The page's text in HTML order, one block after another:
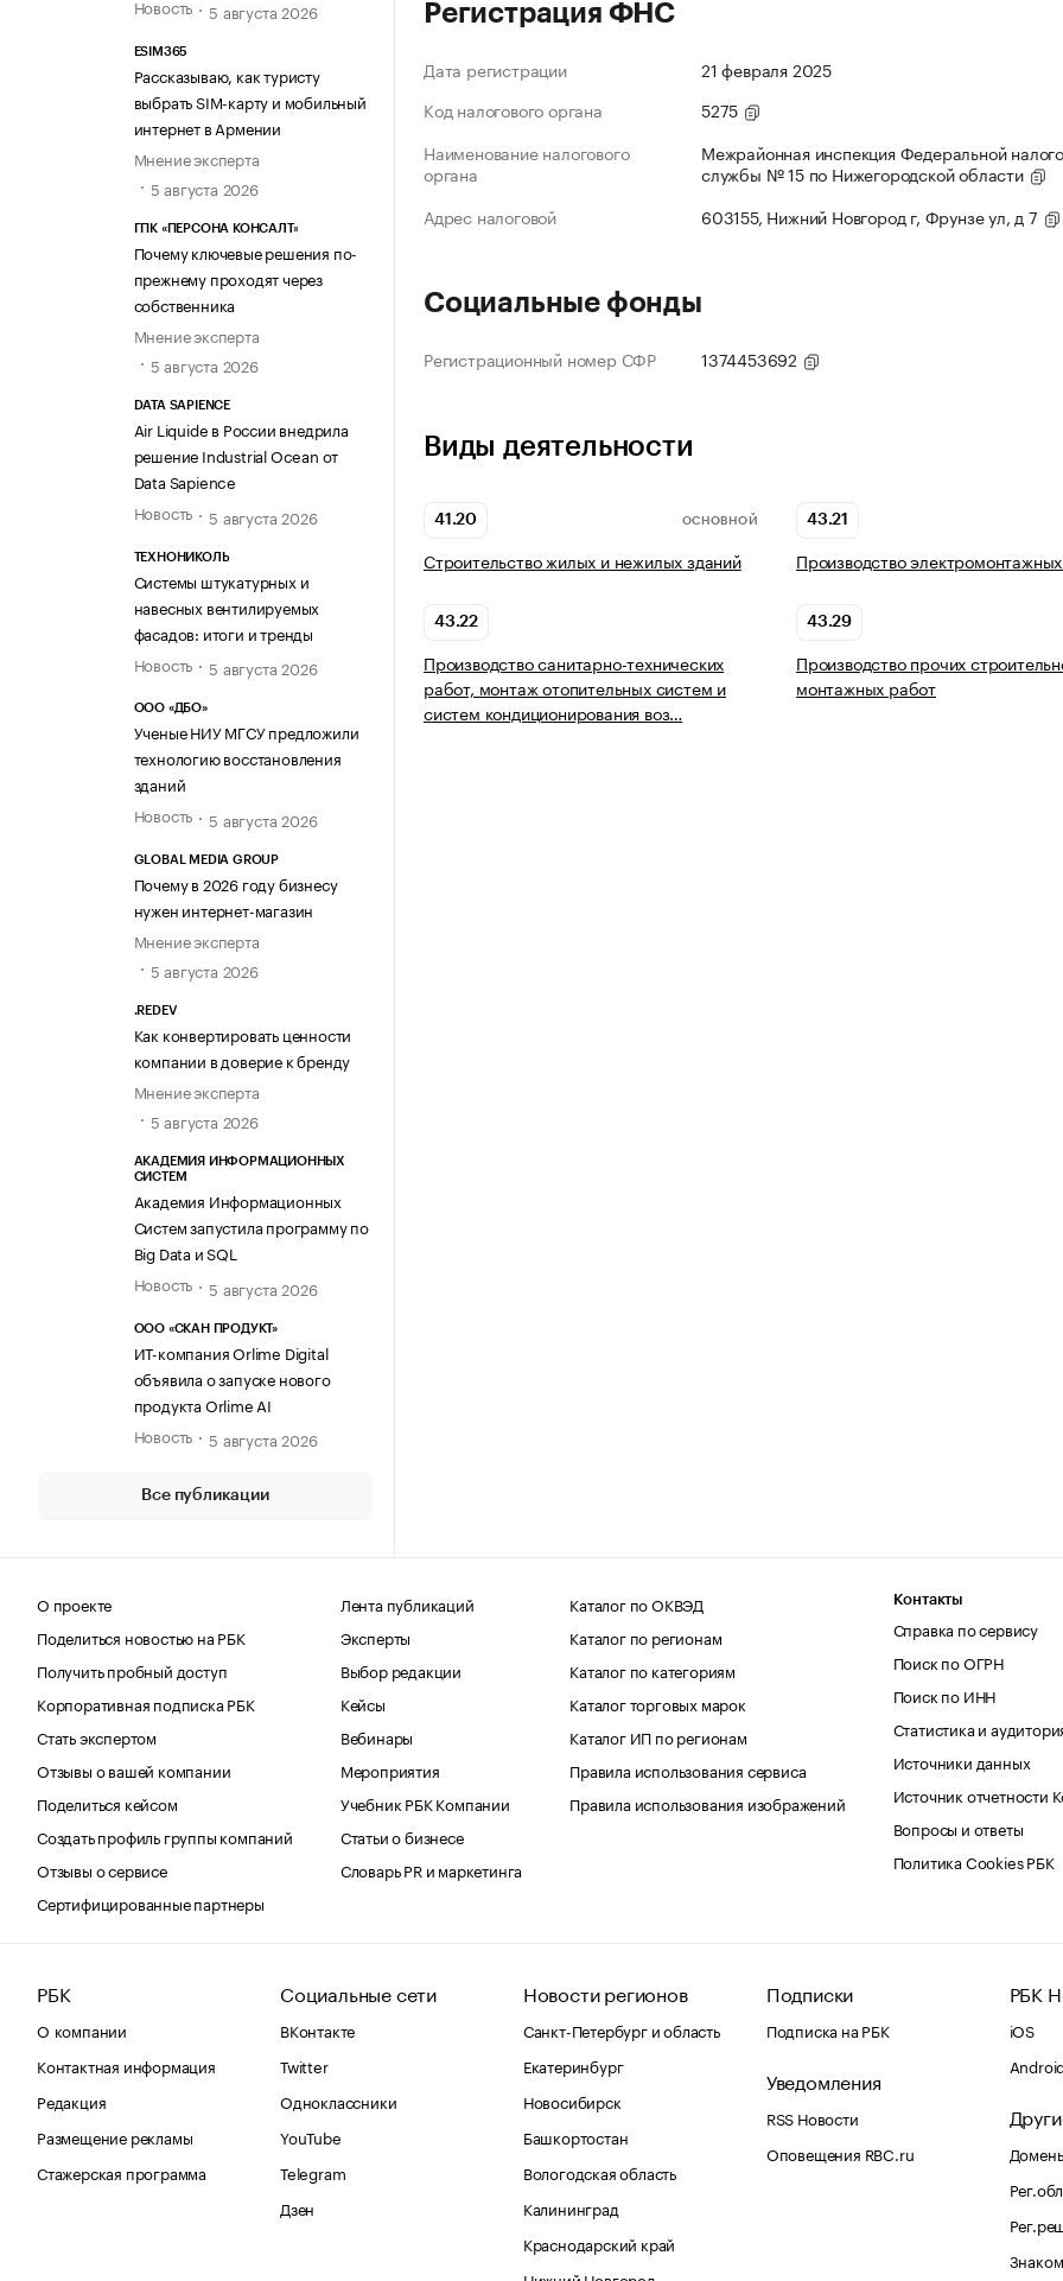
Новость
5 августа 2026
ESIM365
Рассказываю, как туристу
выбрать SIM-карту и мобильный
интернет в Армении
Мнение эксперта
5 августа 2026
ГПК «ПЕРСОНА КОНСАЛТ»
Почему ключевые решения по-
прежнему проходят через
собственника
Мнение эксперта
5 августа 2026
DATA SAPIENCE
Air Liquide в России внедрила
решение Industrial Ocean от
Data Sapience
Новость
5 августа 2026
ТЕХНОНИКОЛЬ
Системы штукатурных и
навесных вентилируемых
фасадов: итоги и тренды
Новость
5 августа 2026
ООО «ДБО»
Ученые НИУ МГСУ предложили
технологию восстановления
зданий
Новость
5 августа 2026
GLOBAL MEDIA GROUP
Почему в 2026 году бизнесу
нужен интернет-магазин
Мнение эксперта
5 августа 2026
.REDEV
Как конвертировать ценности
компании в доверие к бренду
Мнение эксперта
5 августа 2026
АКАДЕМИЯ ИНФОРМАЦИОННЫХ
СИСТЕМ
Академия Информационных
Систем запустила программу по
Big Data и SQL
Новость
5 августа 2026
ООО «СКАН ПРОДУКТ»
ИТ-компания Orlime Digital
объявила о запуске нового
продукта Orlime AI
Новость
5 августа 2026
Все публикации
Регистрация ФНС
Дата регистрации
21 февраля 2025
Код налогового органа
5275
Наименование налогового
органа
Межрайонная инспекция Федеральной
службы № 15 по Нижегородской области
Адрес налоговой
603155, Нижний Новгород г, Фрунзе ул, д 7
Социальные фонды
Регистрационный номер СФР 1374453692
Виды деятельности
41.20 ОСНОВНОЙ
Строительство жилых и нежилых зданий
43.21
Производство
43.22
Производство санитарно-технических
работ, монтаж отопительных систем и
систем кондиционирования воз…
43.29
Производство прочих
монтажных работ
О проекте
Поделиться новостью на РБК
Получить пробный доступ
Корпоративная подписка РБК
Стать экспертом
Отзывы о вашей компании
Поделиться кейсом
Создать профиль группы компаний
Отзывы о сервисе
Сертифицированные партнеры
Лента публикаций
Эксперты
Выбор редакции
Кейсы
Вебинары
Мероприятия
Учебник РБК Компании
Статьи о бизнесе
Словарь PR и маркетинга
Каталог по ОКВЭД
Каталог по регионам
Каталог по категориям
Каталог торговых марок
Каталог ИП по регионам
Правила использования сервиса
Правила использования изображений
Контакты
Справка по сервису
Поиск по ОГРН
Поиск по ИНН
Статистика и
Источники данных
Источник отчетности
Вопросы и ответы
Политика Cookies РБК
РБК
О компании
Контактная информация
Редакция
Размещение рекламы
Стажерская программа
Социальные сети
ВКонтакте
Twitter
Одноклассники
YouTube
Telegram
Дзен
Новости регионов
Санкт-Петербург и область
Екатеринбург
Новосибирск
Башкортостан
Вологодская область
Калининград
Краснодарский край
Подписки
Подписка на РБК
Уведомления
RSS Новости
Оповещения RBC.ru
РБК
iOS